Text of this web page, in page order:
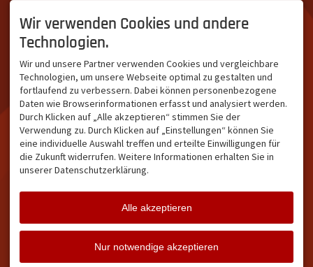
Teil des Oberallgäus. Es
verbindet die Tourismus-
Destinationen Oberstdorf,
Kleinwalsertal und beliebte
Urlaubsziele wie die
Hörnerdörfer, Alpsee-
Grünten, Oberstaufen oder
Wertach im Allgäu.
Oberstdorf.
Unser Ziel ist ein attraktives
Leistungsträger im
südlichen Oberallgäu eine
starke Plattform bietet.
NETZWERK & REICHWEITE
ca. 36.700 Abos bei
Instagram
Facebook Instagram Twitter
Wir verwenden Cookies und andere
Technologien.
Wir und unsere Partner verwenden Cookies und vergleichbare
Technologien, um unsere Webseite optimal zu gestalten und
fortlaufend zu verbessern. Dabei können personenbezogene
Daten wie Browserinformationen erfasst und analysiert werden.
Durch Klicken auf „Alle akzeptieren“ stimmen Sie der
Verwendung zu. Durch Klicken auf „Einstellungen“ können Sie
eine individuelle Auswahl treffen und erteilte Einwilligungen für
die Zukunft widerrufen. Weitere Informationen erhalten Sie in
unserer Datenschutzerklärung.
Alle akzeptieren
Nur notwendige akzeptieren